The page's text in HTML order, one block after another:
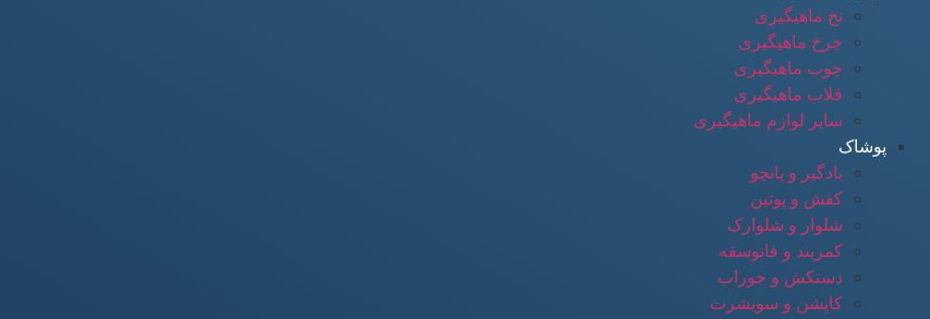
نخ ماهیگیری
چرخ ماهیگیری
چوب ماهیگیری
قلاب ماهیگیری
سایر لوازم ماهیگیری
پوشاک
بادگیر و پانچو
کفش و پوتین
شلوار و شلوارک
کمربند و فانوسقه
دستکش و جوراب
کاپشن و سویشرت